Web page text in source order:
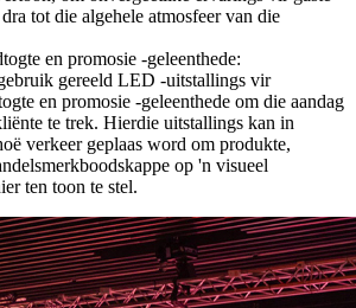
tot die algehele atmosfeer van die
en promosie -geleenthede:
gereeld LED -uitstallings vir
en promosie -geleenthede om die aandag
te trek. Hierdie uitstallings kan in
verkeer geplaas word om produkte,
op 'n visueel
ten toon te stel.